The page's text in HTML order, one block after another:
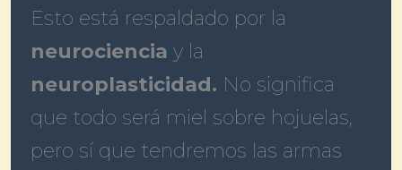
Esto está respaldado por la
neurociencia y la
neuroplasticidad. No significa
que todo será miel sobre hojuelas,
pero sí que tendremos las armas